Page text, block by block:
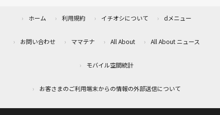
ホーム 利用規約 イチオシについて dメニュー
お問い合わせ ママテナ All About All About ニュース
モバイル空間統計
お客さまのご利用端末からの情報の外部送信について